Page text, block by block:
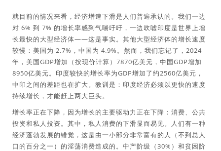
就目前的情况来看，经济增速下滑是人们普遍承认的。我们一边
对 6% 到 7% 的增长率感到气喘吁吁，一边吹嘘印度是世界上增
长最快的大型经济体——这是事实。其他大型经济体的增长速度
较慢：美国为 2.7%，中国为 4.9%。然而，我们忘记了，2024
年，美国GDP增加（按现价计算）7870亿美元，中国GDP增加
8950亿美元。印度较快的增长率为GDP增加了约2560亿美元，
中印之间的差距也在扩大。教训是：印度经济必须以更快的速度
持续增长，才能赶上两大巨头。
增长率正在下降，因为增长的主要驱动力正在下降：消费、公共
投资和私人投资。其中，私人消费的下滑显而易见。人们有一种
经济蓬勃发展的错觉，这是由一小部分非常富有的人（不到总人
口的百分之一）的淫荡消费造成的。中产阶级（30%）和贫困阶